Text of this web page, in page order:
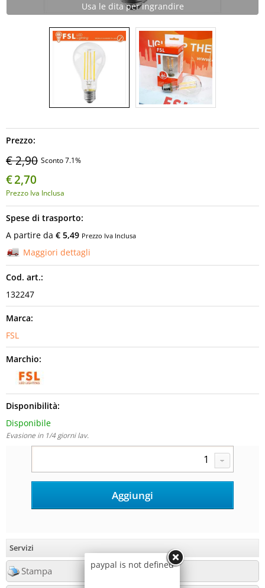
Elettrodomestici
Usa le dita per ingrandire
Prezzo:
€ 2,90 Sconto 7.1%
€2,70
Prezzo Iva Inclusa
Spese di trasporto:
A partire da € 5,49 Prezzo Iva Inclusa
Maggiori dettagli
Cod. art.:
132247
Marca:
FSL
Marchio:
Disponibilità:
Disponibile
Evasione in 1/4 giorni lav.
Servizi
Stampa
paypal is not defined